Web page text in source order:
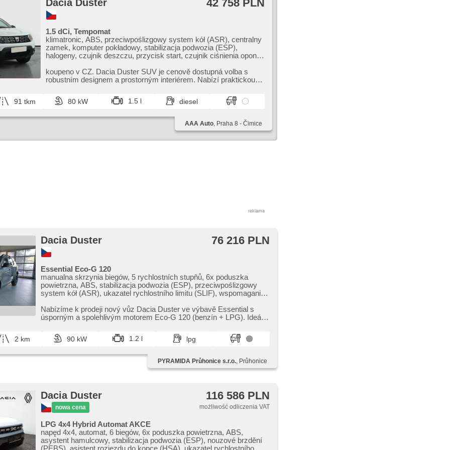
Dacia Duster 42 758 PLN
1.5 dCi, Tempomat
klimatronic, ABS, przeciwpoślizgowy system kół (ASR), centralny
zamek, komputer pokładowy, stabilizacja podwozia (ESP),
halogeny, czujnik deszczu, przycisk start, czujnik ciśnienia opon,
układu kierowniczego, el. opuszczane szyby, relingi dachowe,
radio fabryczne, manualna skrzynia biegów
koupeno v CZ. Dacia Duster SUV je cenově dostupná volba s
robustním designem a prostorným interiérem. Nabízí praktickou
91 tkm 80 kW 1.5 l diesel
AAA Auto, Praha 8 - Čimice
reklama
Dacia Duster 76 216 PLN
Essential Eco-G 120
manualna skrzynia biegów, 5 rychlostních stupňů, 6x poduszka
powietrzna, ABS, stabilizacja podwozia (ESP), przeciwpoślizgowy
system kół (ASR), ukazatel rychlostního limitu (SLIF), wspomaganie
dziennej, LED denní svícení, spełnia EURO VI, komputer pokładowy,
parkovací senzory zadní, czujnik reflektorów, czujnik deszczu,
bluetooth, el. opuszczane przednie szyby, el. lusterka, zamykanie
centralne - zdalne, centralny zamek, isofix, reflektory LED, lampy
(DAB), termometr zewnętrzny, podgrzewane lusterka, wycieraczka
tylna, przyciemniane szyby, napęd 4x2, LPG w CT
Nabízíme k prodeji nový vůz Dacia Duster ve výbavě Essential s
úsporným a spolehlivým motorem Eco​-G 120 (benzín ​+ LPG). Ideální
2 km 90 kW 1.2 l lpg
PYRAMIDA Průhonice s.r.o., Průhonice
Dacia Duster
nowa cena
116 586 PLN
możliwość odliczenia VAT
LPG 4x4 Hybrid Automat AKCE
napęd 4x4, automat, 6 biegów, 6x poduszka powietrzna, ABS,
asystent hamulcowy, stabilizacja podwozia (ESP), nouzové brzdění
(PEBS), asistent rozjezdu do kopce (HSA), ukazatel rychlostního